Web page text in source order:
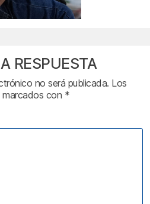
RESPUESTA
no será publicada. Los
con *